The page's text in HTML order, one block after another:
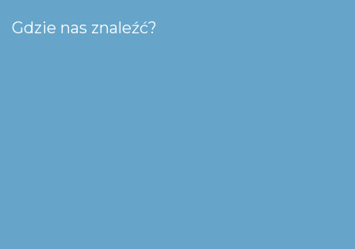
Gdzie nas znaleźć?